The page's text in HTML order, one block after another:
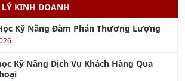
KINH DOANH
Kỹ Năng Đàm Phán Thương Lượng
Kỹ Năng Dịch Vụ Khách Hàng Qua